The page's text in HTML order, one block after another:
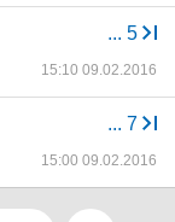
... 5
15:10 09.02.2016
... 7
15:00 09.02.2016